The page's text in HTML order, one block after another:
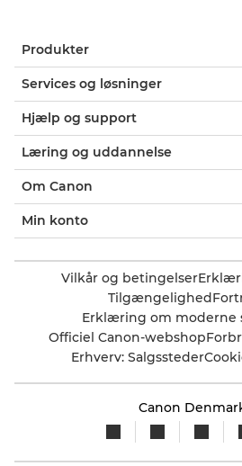
Produkter
Services og løsninger
Hjælp og support
Læring og uddannelse
Om Canon
Min konto
Vilkår og betingelser
Tilgængelighed
Erklæring om moderne
Officiel Canon-webshop
Erhverv: Salgssteder
Canon